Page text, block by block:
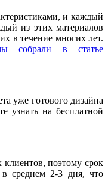
и каждый
из этих материалов
в течение многих лет.
собрали в статье
уже готового дизайна
узнать на бесплатной
поэтому срок
в среднем 2-3 дня, что